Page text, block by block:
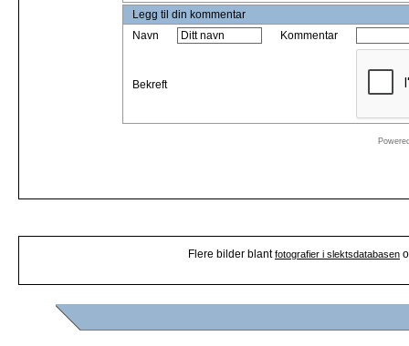
Legg til din kommentar
Navn
Kommentar
Bekreft
Flere bilder blantfotografier i slektsdatabasen